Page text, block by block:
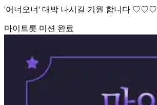
'어너오너' 대박 나시길 기원 합니다 ♡♡♡
마이트롯 미션 완료